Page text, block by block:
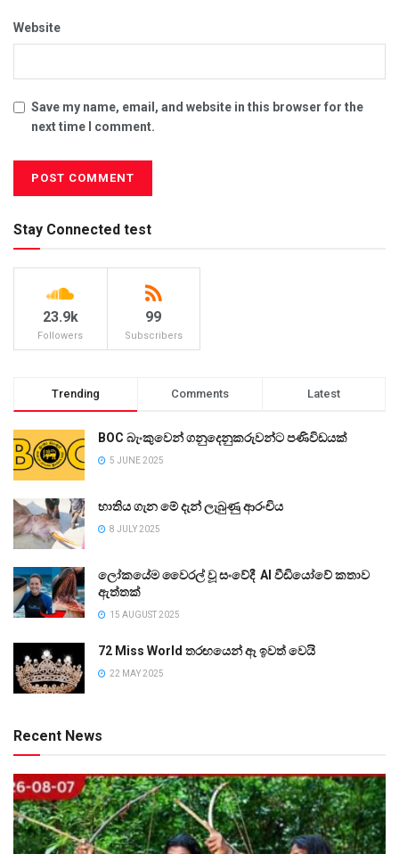
Website
Save my name, email, and website in this browser for the
next time I comment.
Stay Connected test
23.9k
Followers
99
Subscribers
Trending Comments Latest
BOC බැංකුවෙන් ගනුදෙනුකරුවන්ට පණිවිඩයක්
5 JUNE 2025
භාතිය ගැන මේ දැන් ලැබුණු ආරංචිය
8 JULY 2025
ලෝකයේම වෛරල් වූ සංවේදී AI වීඩියෝවේ කතාව
ඇත්තක්
15 AUGUST 2025
72 Miss World තරඟයෙන් ඈ ඉවත් වෙයි
22 MAY 2025
Recent News